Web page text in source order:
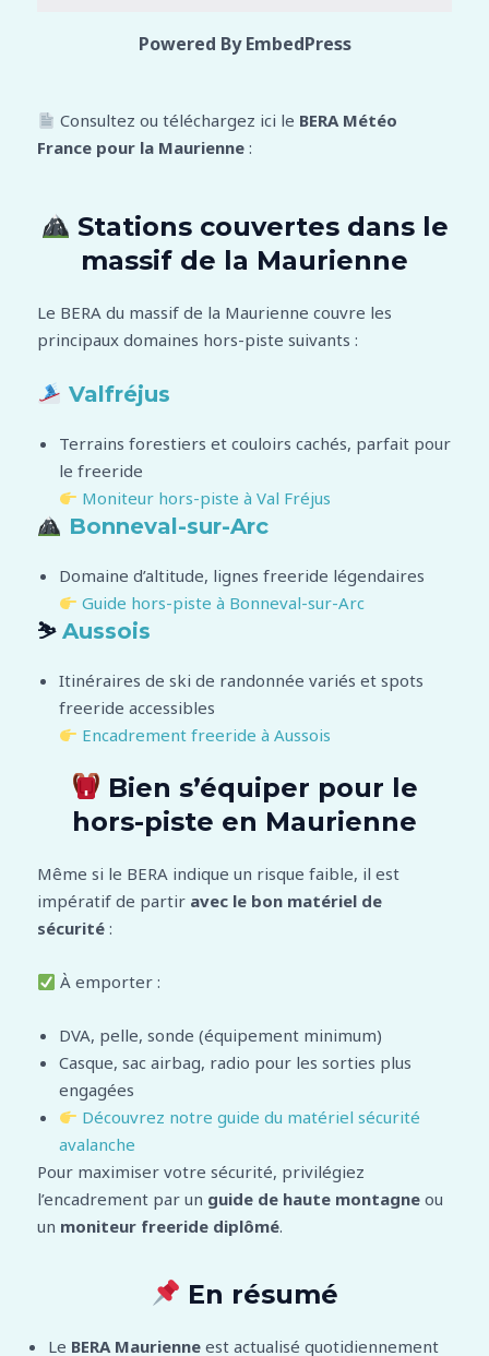
Powered By EmbedPress
Consultez ou téléchargez ici le BERA Météo
France pour la Maurienne :
Stations couvertes dans le
massif de la Maurienne
Le BERA du massif de la Maurienne couvre les
principaux domaines hors-piste suivants :
Valfréjus
Terrains forestiers et couloirs cachés, parfait pour
le freeride
Moniteur hors-piste à Val Fréjus
Bonneval-sur-Arc
Domaine d’altitude, lignes freeride légendaires
Guide hors-piste à Bonneval-sur-Arc
⛷️ Aussois
Itinéraires de ski de randonnée variés et spots
freeride accessibles
Encadrement freeride à Aussois
Bien s’équiper pour le
hors-piste en Maurienne
Même si le BERA indique un risque faible, il est
impératif de partir avec le bon matériel de
sécurité :
À emporter :
DVA, pelle, sonde (équipement minimum)
Casque, sac airbag, radio pour les sorties plus
engagées
Découvrez notre guide du matériel sécurité
avalanche
Pour maximiser votre sécurité, privilégiez
l’encadrement par un guide de haute montagne ou
un moniteur freeride diplômé.
En résumé
Le BERA Maurienne est actualisé quotidiennement